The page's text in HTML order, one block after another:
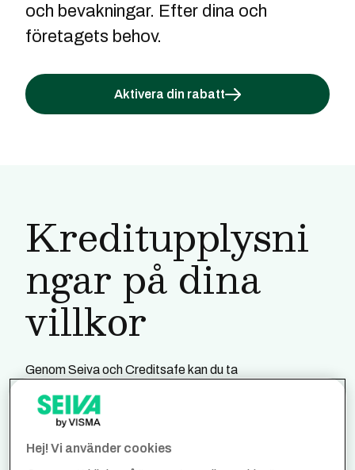
och bevakningar. Efter dina och
företagets behov.
Aktivera din rabatt
Kreditupplysni
ngar på dina
villkor
Genom Seiva och Creditsafe kan du ta
behöver göra en fullständig kreditupplysning eller om
det räcker med mer avskalad information. Via vår
leverantör Creditsafe kan du också få tillgång till
Hej! Vi använder cookies